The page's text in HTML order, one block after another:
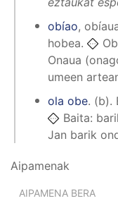
obíao,
hobea.
Onaua
umeen
ola obe. (b).
Baita:
Jan barik
Aipamenak
AIPAMENA BERA